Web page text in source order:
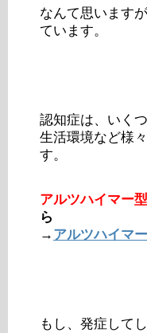
なんて思います
ています。
認知症は、いく
生活環境など様
す。
アルツハイマー
ら
→ アルツハイマ
もし、発症して